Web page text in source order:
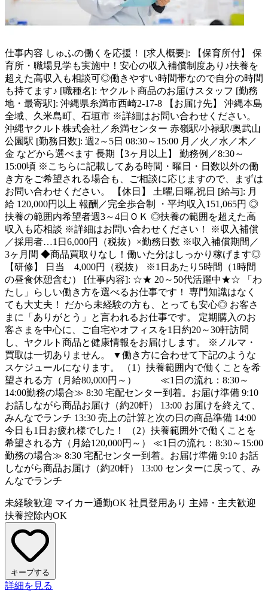
仕事内容 しゅふの働くを応援！ [求人概要]: 【保育所付】 保
育所・職場見学も実施中！安心の収入補償制度あり♪扶養を
超えた高収入も相談可◎働きやすい時間帯なので自分の時間
も持てます♪ [職種名]: ヤクルト商品のお届けスタッフ [勤務
地・最寄駅]: 沖縄県糸満市西崎2-17-8 【お届け先】 沖縄本島
全域、久米島町、石垣市 ※詳細はお問い合わせください。
沖縄ヤクルト株式会社／糸満センター 赤嶺駅/小禄駅/奥武山
公園駅 [勤務日数]: 週2～5日 08:30～15:00 月／火／水／木／
金 などから選べます 長期【3ヶ月以上】 勤務例／8:30～
15:00頃 ※こちらに記載してある時間・曜日・日数以外の働
き方をご希望される場合も、ご相談に応じますので、まずは
お問い合わせください。 【休日】 土曜,日曜,祝日 [給与]: 月
給 120,000円以上 報酬／完全歩合制 ・平均収入151,065円 ◎
扶養の範囲内希望者週3～4日ＯＫ ◎扶養の範囲を超えた高
収入も応相談 ※詳細はお問い合わせください！ ※収入補償
／採用者…1日6,000円（税抜）×勤務日数 ※収入補償期間／
3ヶ月間 ◆商品買取りなし！働いた分はしっかり稼げます◎
【研修】 日当 4,000円（税抜） ※1日あたり5時間（1時間
の昼食休憩含む） [仕事内容]: ☆★ 20～50代活躍中★☆ 「わ
たし」らしい働き方を選べるお仕事です！ 専門知識はなく
ても大丈夫！ だから未経験の方も、とっても安心◎ お客さ
まに「ありがとう」と言われるお仕事です。 定期購入のお
客さまを中心に、ご自宅やオフィスを1日約20～30軒訪問
し、ヤクルト商品と健康情報をお届けします。 ※ノルマ・
買取は一切ありません。 ▼働き方に合わせて下記のような
スケジュールになります。 （1）扶養範囲内で働くことを希
望される方（月給80,000円～） ≪1日の流れ：8:30～
14:00勤務の場合≫ 8:30 宅配センター到着。お届け準備 9:10
お話しながら商品お届け（約20軒） 13:00 お届けを終えて、
みんなでランチ 13:30 売上の計算と次の日の商品準備 14:00
今日も1日お疲れ様でした！ （2）扶養範囲外で働くことを
希望される方（月給120,000円～） ≪1日の流れ：8:30～15:00
勤務の場合≫ 8:30 宅配センター到着。お届け準備 9:10 お話
しながら商品お届け（約20軒） 13:00 センターに戻って、み
んなでランチ
未経験歓迎 マイカー通勤OK 社員登用あり 主婦・主夫歓迎
扶養控除内OK
キープする
詳細を見る